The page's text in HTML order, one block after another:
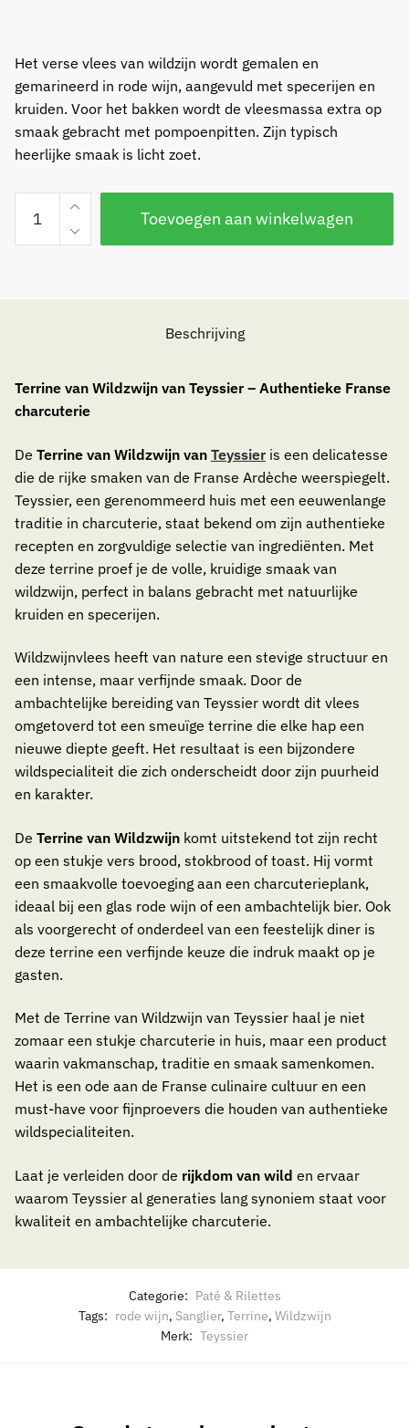
Het verse vlees van wildzijn wordt gemalen en
gemarineerd in rode wijn, aangevuld met specerijen en
kruiden. Voor het bakken wordt de vleesmassa extra op
smaak gebracht met pompoenpitten. Zijn typisch
heerlijke smaak is licht zoet.
van
Wildzwijn
Toevoegen aan winkelwagen
Beschrijving
Terrine van Wildzwijn van Teyssier – Authentieke Franse
charcuterie
De Terrine van Wildzwijn van Teyssier is een delicatesse
die de rijke smaken van de Franse Ardèche weerspiegelt.
Teyssier, een gerenommeerd huis met een eeuwenlange
traditie in charcuterie, staat bekend om zijn authentieke
recepten en zorgvuldige selectie van ingrediënten. Met
deze terrine proef je de volle, kruidige smaak van
wildzwijn, perfect in balans gebracht met natuurlijke
kruiden en specerijen.
Wildzwijnvlees heeft van nature een stevige structuur en
een intense, maar verfijnde smaak. Door de
ambachtelijke bereiding van Teyssier wordt dit vlees
omgetoverd tot een smeuïge terrine die elke hap een
nieuwe diepte geeft. Het resultaat is een bijzondere
wildspecialiteit die zich onderscheidt door zijn puurheid
en karakter.
De Terrine van Wildzwijn komt uitstekend tot zijn recht
op een stukje vers brood, stokbrood of toast. Hij vormt
een smaakvolle toevoeging aan een charcuterieplank,
ideaal bij een glas rode wijn of een ambachtelijk bier. Ook
als voorgerecht of onderdeel van een feestelijk diner is
deze terrine een verfijnde keuze die indruk maakt op je
gasten.
Met de Terrine van Wildzwijn van Teyssier haal je niet
zomaar een stukje charcuterie in huis, maar een product
waarin vakmanschap, traditie en smaak samenkomen.
Het is een ode aan de Franse culinaire cultuur en een
must-have voor fijnproevers die houden van authentieke
wildspecialiteiten.
Laat je verleiden door de rijkdom van wild en ervaar
waarom Teyssier al generaties lang synoniem staat voor
kwaliteit en ambachtelijke charcuterie.
Categorie: Paté & Rilettes
Tags: rode wijn, Sanglier, Terrine, Wildzwijn
Merk: Teyssier